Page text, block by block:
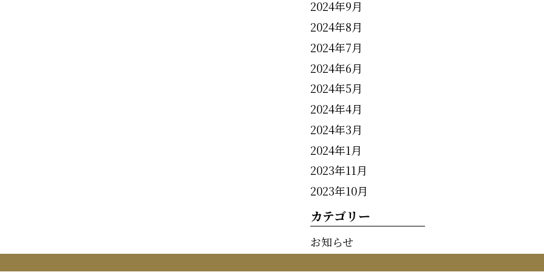
2024年9月
2024年8月
2024年7月
2024年6月
2024年5月
2024年4月
2024年3月
2024年1月
2023年11月
2023年10月
カテゴリー
お知らせ